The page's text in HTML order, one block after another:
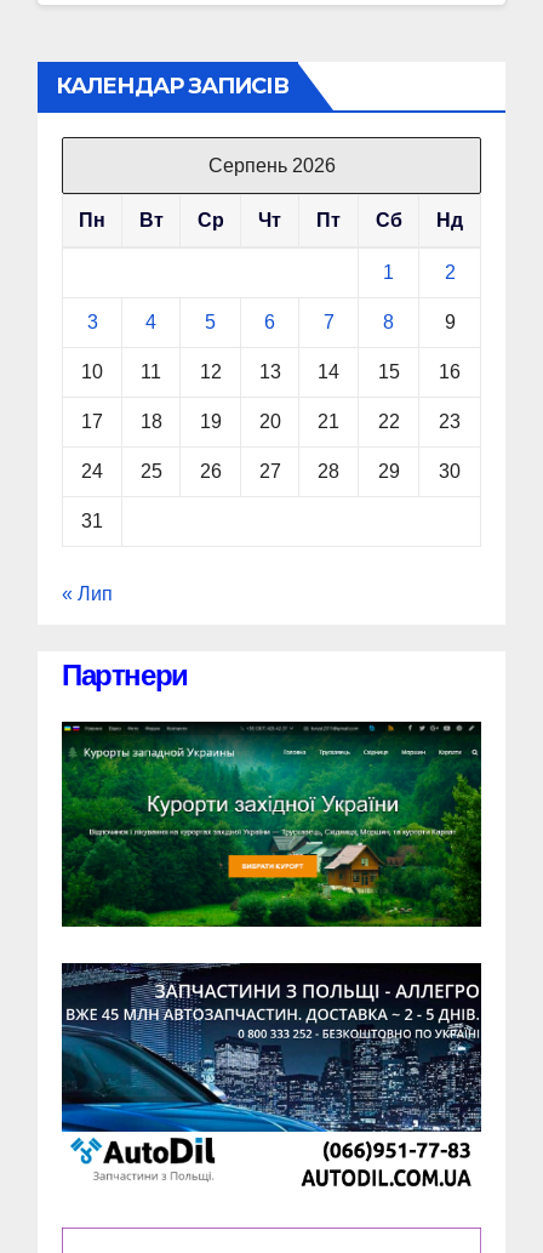
КАЛЕНДАР ЗАПИСІВ
Серпень 2026
Пн Вт Ср Чт Пт Сб Нд
1 2
3 4 5 6 7 8 9
10 11 12 13 14 15 16
17 18 19 20 21 22 23
24 25 26 27 28 29 30
31
« Лип
Партнери